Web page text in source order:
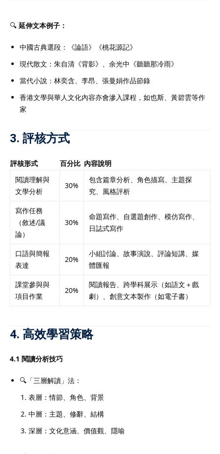
🔍 延伸文本例子：
中國古典選段：《論語》《桃花源記》
現代散文：朱自清《背影》、余光中《聽聽那冷雨》
當代小說：林奕含、李昂、張曼娟作品節錄
香港文學與華人文化內容亦會滲入課程，如也斯、黃碧雲等作
家
3. 評核方式
評核形式 百分比 內容說明
閱讀理解與
文學分析
30%
包含篇章分析、角色描寫、主題探
究、風格評析
寫作任務
（敘述/議
論）
30%
命題寫作、自選題創作、模仿寫作、
日誌式寫作
口語與簡報
表達
20%
小組討論、故事演說、評論短講、媒
體匯報
課堂參與與
項目作業
20%
閱讀報告、跨學科展示（如語文＋戲
劇）、創意文本製作（如電子書）
4. 高效學習策略
4.1 閱讀分析技巧
🔍「三層解讀」法：
表層：情節、角色、背景
中層：主題、修辭、結構
深層：文化意涵、價值觀、隱喻